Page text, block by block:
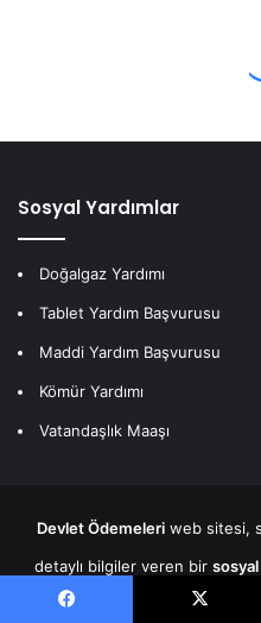
Sosyal Yardımlar
Doğalgaz Yardımı
Tablet Yardım Başvurusu
Maddi Yardım Başvurusu
Kömür Yardımı
Vatandaşlık Maaşı
Devlet Ödemeleriweb sitesi,
detaylı bilgiler veren bir
sitesidir.
ve sosyal